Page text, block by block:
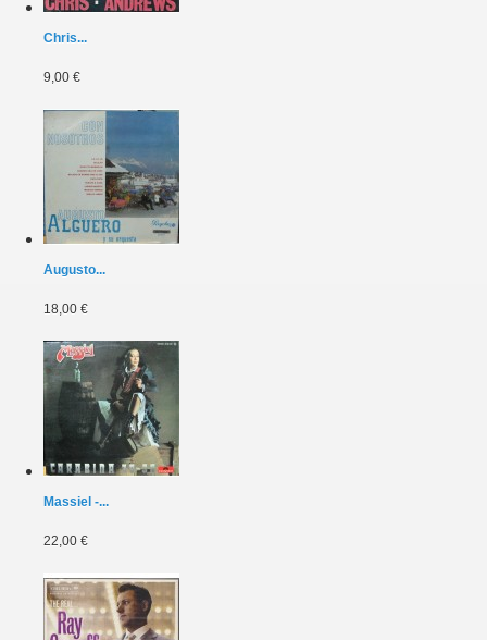
Chris...
9,00 €
Augusto...
18,00 €
Massiel -...
22,00 €